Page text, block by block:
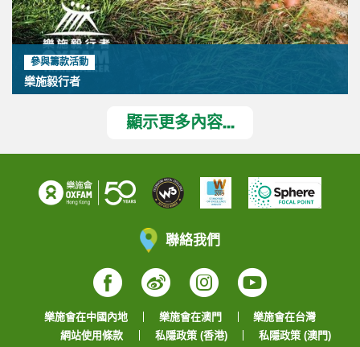
參與籌款活動
樂施毅行者
顯示更多內容...
聯絡我們
Facebook
WeiboInstagram
YouTube
樂施會在中國內地 樂施會在澳門
樂施會在台灣
網站使用條款
私隱政策 (香港) 私隱政策 (澳門)